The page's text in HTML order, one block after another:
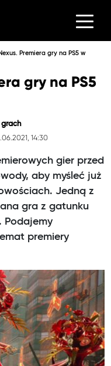
Premiera gry na PS5 w
gry na PS5
grach
14:30
gier przed
aby myśleć już
Jedną z
gra z gatunku
Podajemy
premiery